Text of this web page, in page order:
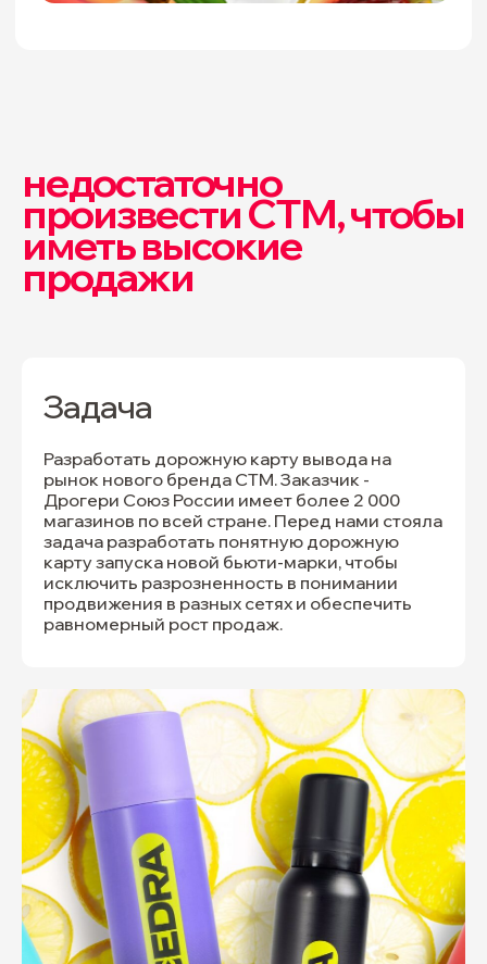
недостаточно
произвести СТМ, чтобы
иметь высокие
продажи
Задача
Разработать дорожную карту вывода на
рынок нового бренда СТМ. Заказчик -
Дрогери Союз России имеет более 2 000
магазинов по всей стране. Перед нами стояла
задача разработать понятную дорожную
карту запуска новой бьюти-марки, чтобы
исключить разрозненность в понимании
продвижения в разных сетях и обеспечить
равномерный рост продаж.